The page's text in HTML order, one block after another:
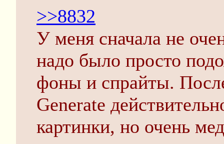
>>8832
У меня сначала не
надо было просто
фоны и спрайты.
Generate
картинки, но очень